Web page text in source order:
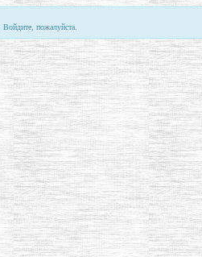
Войдите, пожалуйста.